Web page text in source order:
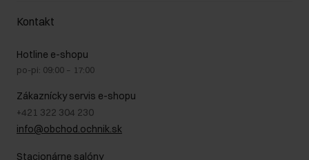
Vrátenie
Starostlivosť o kožu
Bezpečné nakupovanie
Blog
Najčastejšie kladené otázky (FAQ)
O nás
GDPR - Zásady ochrany osobných údajov
Právne informácie
Kontakt
Hotline e-shopu
po-pi: 09:00 – 17:00
Zákaznícky servis e-shopu
+421 322 304 230
info@obchod.ochnik.sk
Stacionárne salóny